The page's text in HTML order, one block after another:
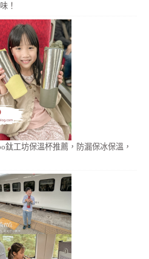
！
工坊保溫杯推薦，防漏保冰保溫，